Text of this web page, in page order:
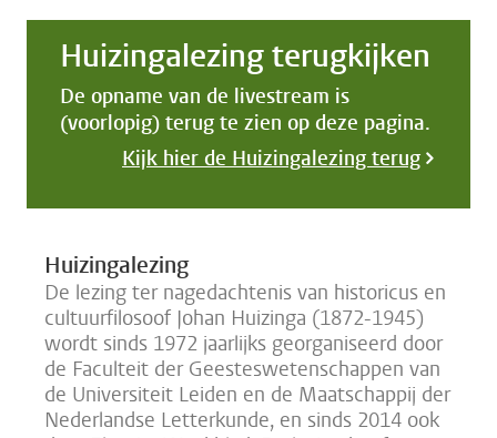
Huizingalezing terugkijken
De opname van de livestream is
(voorlopig) terug te zien op deze pagina.
Kijk hier de Huizingalezing terug
Huizingalezing
De lezing ter nagedachtenis van historicus en
cultuurfilosoof Johan Huizinga (1872-1945)
wordt sinds 1972 jaarlijks georganiseerd door
de Faculteit der Geesteswetenschappen van
de Universiteit Leiden en de Maatschappij der
Nederlandse Letterkunde, en sinds 2014 ook